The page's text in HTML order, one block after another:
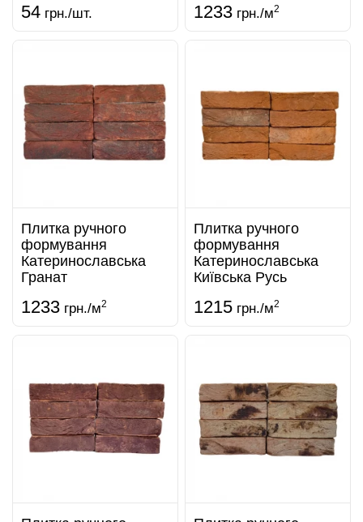
54 грн./шт. 1233 грн./м2
Плитка ручного
формування
Катеринославська
Гранат
1233 грн./м2
Плитка ручного
формування
Катеринославська
Київська Русь
1215 грн./м2